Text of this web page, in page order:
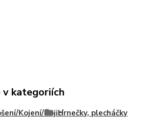
v kategoriích
Kojení/KojicíHrnečky, plecháčky